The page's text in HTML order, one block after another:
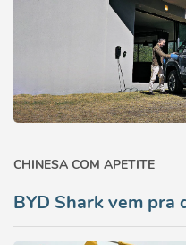
CHINESA COM APETITE
BYD Shark vem pra